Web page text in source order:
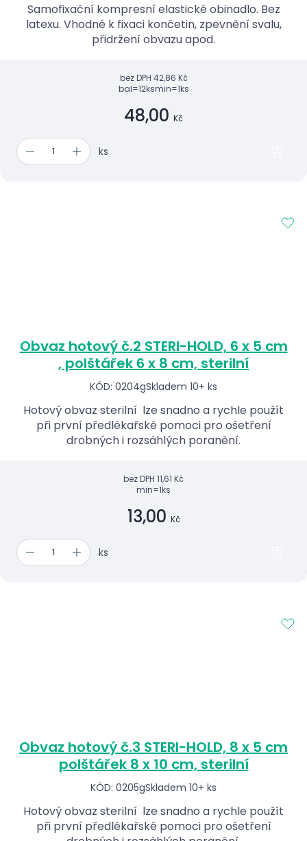
Samofixační kompresní elastické obinadlo. Bez
latexu. Vhodné k fixaci končetin, zpevnění svalu,
přidržení obvazu apod.
bez DPH 42,86 Kč
bal=12ksmin=1ks
48,00 Kč
ks
Obvaz hotový č.2 STERI-HOLD, 6 x 5 cm
, polštářek 6 x 8 cm, sterilní
KÓD: 0204gSkladem 10+ ks
Hotový obvaz sterilní lze snadno a rychle použít
při první předlékařské pomoci pro ošetření
drobných i rozsáhlých poranění.
bez DPH 11,61 Kč
min=1ks
13,00 Kč
ks
Obvaz hotový č.3 STERI-HOLD, 8 x 5 cm
polštářek 8 x 10 cm, sterilní
KÓD: 0205gSkladem 10+ ks
Hotový obvaz sterilní lze snadno a rychle použít
při první předlékařské pomoci pro ošetření